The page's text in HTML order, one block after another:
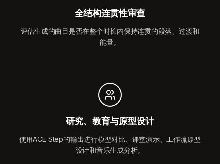
全结构连贯性审查
评估生成的曲目是否在整个时长内保持连贯的段落、过渡和
能量。
研究、教育与原型设计
使用ACE Step的输出进行模型对比、课堂演示、工作流原型
设计和音乐生成分析。